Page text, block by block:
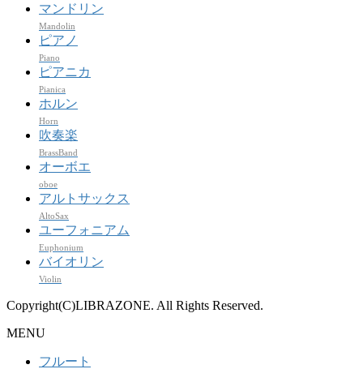
マンドリン
Mandolin
ピアノ
Piano
ピアニカ
Pianica
ホルン
Horn
吹奏楽
BrassBand
オーボエ
oboe
アルトサックス
AltoSax
ユーフォニアム
Euphonium
バイオリン
Violin
Copyright(C)LIBRAZONE. All Rights Reserved.
MENU
フルート